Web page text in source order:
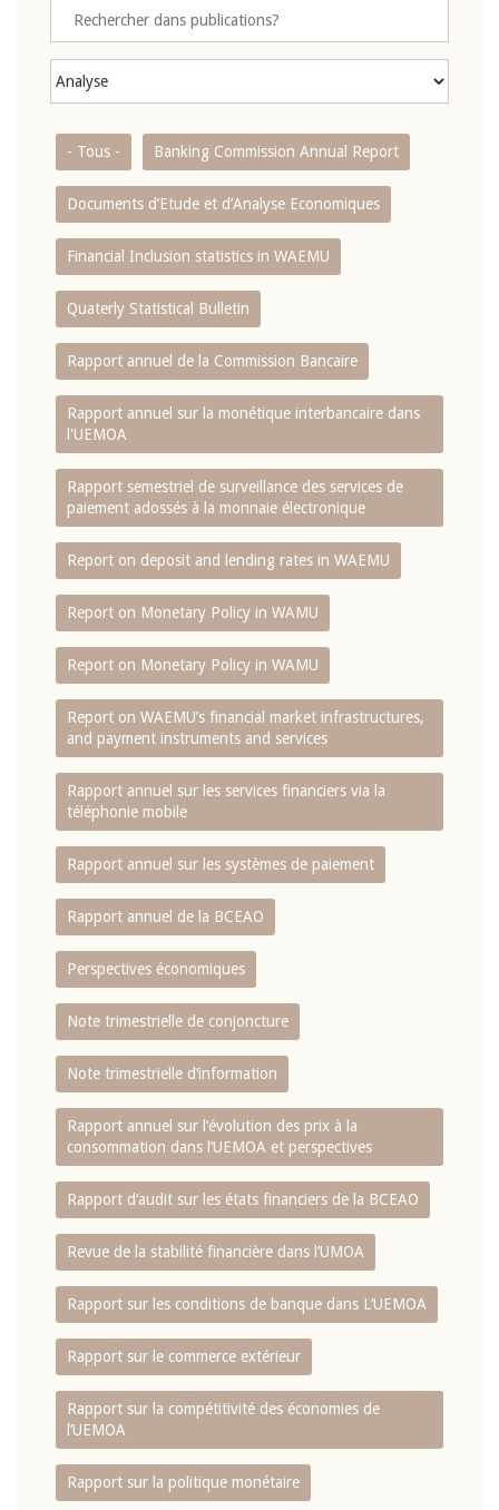
- Tous - Banking Commission Annual Report
Documents d’Etude et d’Analyse Economiques
Financial Inclusion statistics in WAEMU
Quaterly Statistical Bulletin
Rapport annuel de la Commission Bancaire
Rapport annuel sur la monétique interbancaire dans
l'UEMOA
Rapport semestriel de surveillance des services de
paiement adossés à la monnaie électronique
Report on deposit and lending rates in WAEMU
Report on Monetary Policy in WAMU
Report on Monetary Policy in WAMU
Report on WAEMU’s financial market infrastructures,
and payment instruments and services
Rapport annuel sur les services financiers via la
téléphonie mobile
Rapport annuel sur les systèmes de paiement
Rapport annuel de la BCEAO
Perspectives économiques
Note trimestrielle de conjoncture
Note trimestrielle d‘information
Rapport annuel sur l‘évolution des prix à la
consommation dans l‘UEMOA et perspectives
Rapport d‘audit sur les états financiers de la BCEAO
Revue de la stabilité financière dans l‘UMOA
Rapport sur les conditions de banque dans L‘UEMOA
Rapport sur le commerce extérieur
Rapport sur la compétitivité des économies de
l‘UEMOA
Rapport sur la politique monétaire